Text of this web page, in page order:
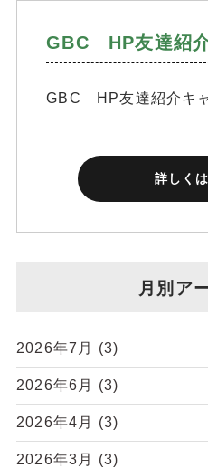
GBC HP友達紹
GBC HP友達紹介キ
詳しく
月別ア
2026年7月 (3)
2026年6月 (3)
2026年4月 (3)
2026年3月 (3)